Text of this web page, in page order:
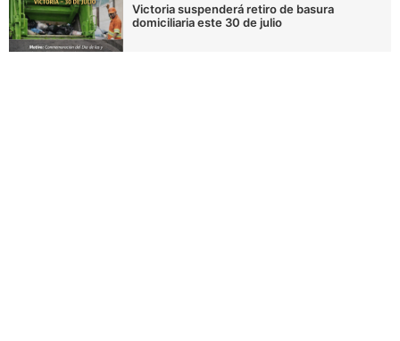
Victoria suspenderá retiro de basura
domiciliaria este 30 de julio